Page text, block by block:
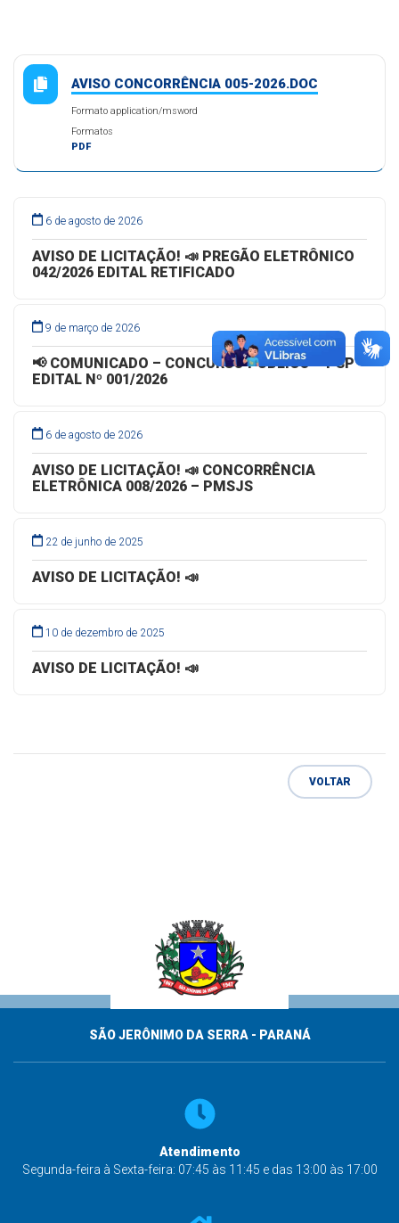
AVISO CONCORRÊNCIA 005-2026.DOC
Formato application/msword
Formatos
PDF
6 de agosto de 2026
AVISO DE LICITAÇÃO! 📣 PREGÃO ELETRÔNICO
042/2026 EDITAL RETIFICADO
9 de março de 2026
📢 COMUNICADO – CONCURSO PÚBLICO – PSP
EDITAL Nº 001/2026
6 de agosto de 2026
AVISO DE LICITAÇÃO! 📣 CONCORRÊNCIA
ELETRÔNICA 008/2026 – PMSJS
22 de junho de 2025
AVISO DE LICITAÇÃO! 📣
10 de dezembro de 2025
AVISO DE LICITAÇÃO! 📣
VOLTAR
SÃO JERÔNIMO DA SERRA - PARANÁ
Atendimento
Segunda-feira à Sexta-feira: 07:45 às 11:45 e das 13:00 às 17:00